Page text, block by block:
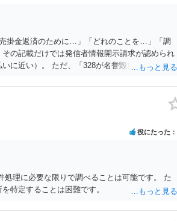
掛金返済のために…」「どれのことを…」「調
の記載だけでは発信者情報開示請求が認められ
に近い）。 ただ、「328が名誉毀損、偽計業務
かもしれません。公開の場で詳細を投稿するこ
よいでしょう。
役にたった
理に必要な限りで調べることは可能です。 た
特定することは困難です。